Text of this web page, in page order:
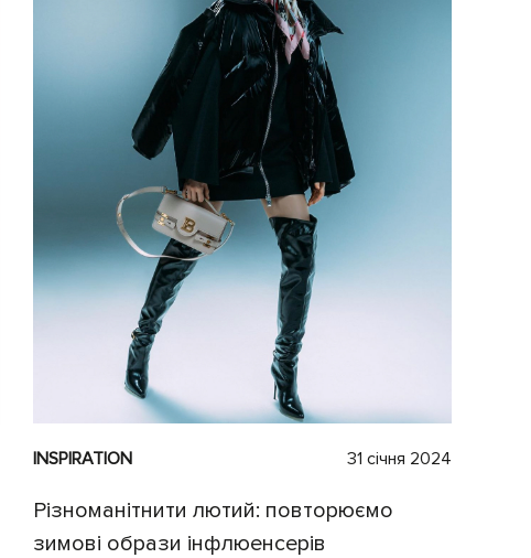
INSPIRATION 31 січня 2024
Різноманітнити лютий: повторюємо
зимові образи інфлюенсерів